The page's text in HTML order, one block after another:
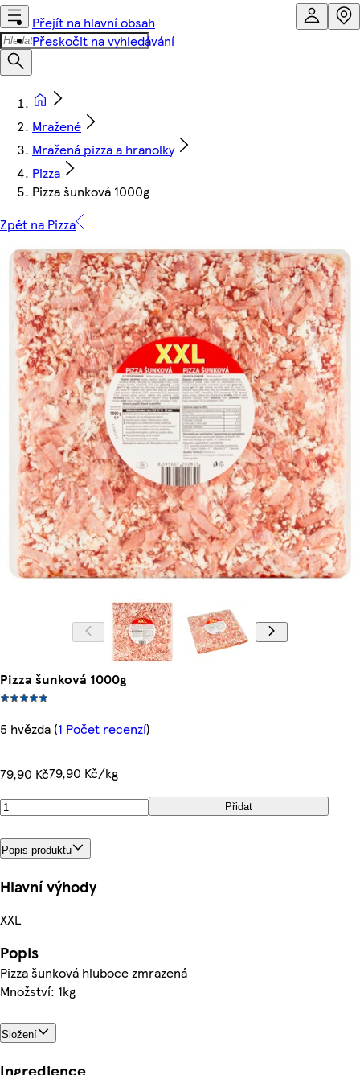
Přejít na hlavní obsah
Přeskočit na vyhledávání
Mražené
Mražená pizza a hranolky
Pizza
Pizza šunková 1000g
Zpět na Pizza
Pizza šunková 1000g
5 hvězda (1 Počet recenzí)
79,90 Kč79,90 Kč/kg
Přidat
Popis produktu
Hlavní výhody
XXL
Popis
Pizza šunková hluboce zmrazená
Množství: 1kg
Složení
Ingredience